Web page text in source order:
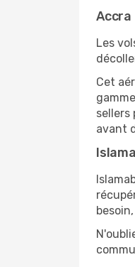
Accra
Les
Cet
sellers
avant